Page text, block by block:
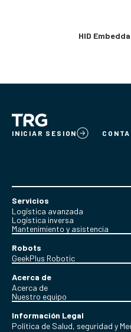
HID
INICIAR SESION
Servicios
Logística avanzada
Logística inversa
Mantenimiento y asistencia
Robots
GeekPlus Robotic
Acerca de
Acerca de
Nuestro equipo
Información Legal
Política de Salud, seguridad y